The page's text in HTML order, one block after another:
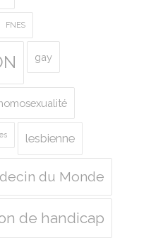
FNES
gay
lesbienne
du Monde
de handicap